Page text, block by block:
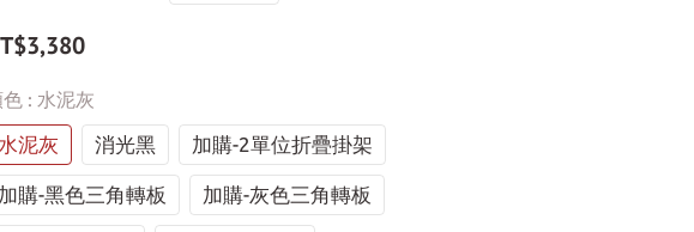
色 : 水泥灰
水泥灰 消光黑 加購-2單位折疊掛架
加購-黑色三角轉板 加購-灰色三角轉板